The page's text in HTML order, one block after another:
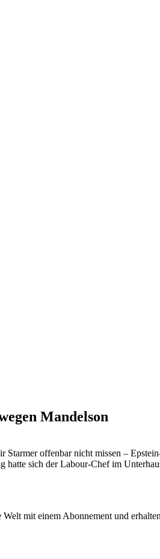
Mandelson
offenbar nicht missen –
hatte sich der Labour-Chef im
mit einem Abonnement und